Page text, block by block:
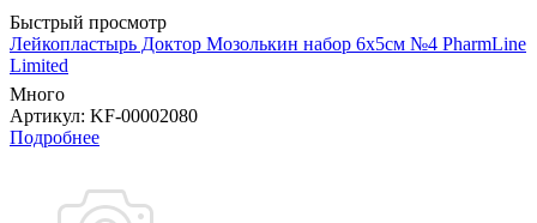
Быстрый просмотр
Лейкопластырь Доктор Мозолькин набор 6х5см №4 PharmLine
Limited
Много
Артикул: KF-00002080
Подробнее